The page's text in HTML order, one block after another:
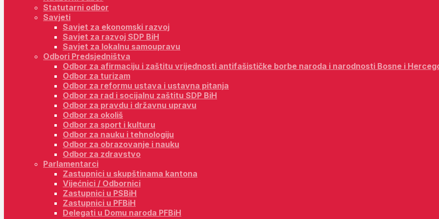
Statutarni odbor
Savjeti
Savjet za ekonomski razvoj
Savjet za razvoj SDP BiH
Savjet za lokalnu samoupravu
Odbori Predsjedništva
Odbor za afirmaciju i zaštitu vrijednosti antifašističke borbe naroda i narodnosti Bosne i
Odbor za turizam
Odbor za reformu ustava i ustavna pitanja
Odbor za rad i socijalnu zaštitu SDP BiH
Odbor za pravdu i državnu upravu
Odbor za okoliš
Odbor za sport i kulturu
Odbor za nauku i tehnologiju
Odbor za obrazovanje i nauku
Odbor za zdravstvo
Parlamentarci
Zastupnici u skupštinama kantona
Vijećnici / Odbornici
Zastupnici u PSBiH
Zastupnici u PFBiH
Delegati u Domu naroda PFBiH